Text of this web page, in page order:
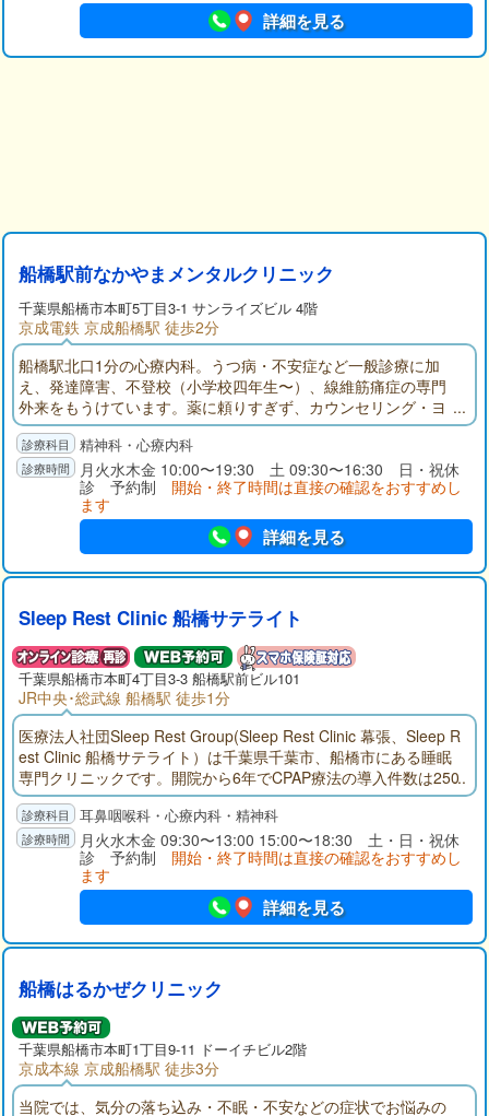
詳細を見る
船橋駅前なかやまメンタルクリニック
千葉県船橋市本町5丁目3-1 サンライズビル 4階
京成電鉄 京成船橋駅 徒歩2分
船橋駅北口1分の心療内科。うつ病・不安症など一般診療に加
え、発達障害、不登校（小学校四年生〜）、線維筋痛症の専門
外来をもうけています。薬に頼りすぎず、カウンセリング・ヨ
ガなど非薬物療法も取り入れながら、患者さんと相談して治療
をすすめていきます。
精神科・心療内科
月火水木金 10:00〜19:30 土 09:30〜16:30 日・祝休
診 予約制 開始・終了時間は直接の確認をおすすめし
ます
詳細を見る
Sleep Rest Clinic 船橋サテライト
千葉県船橋市本町4丁目3-3 船橋駅前ビル101
JR中央･総武線 船橋駅 徒歩1分
医療法人社団Sleep Rest Group(Sleep Rest Clinic 幕張、Sleep R
est Clinic 船橋サテライト）は千葉県千葉市、船橋市にある睡眠
専門クリニックです。開院から6年でCPAP療法の導入件数は250
0件（令和7年5月現在）を超え、多くの患者様にご利用頂いてお
ります。 耳鼻咽喉科・心療内科・精神科
月火水木金 09:30〜13:00 15:00〜18:30 土・日・祝休
診 予約制 開始・終了時間は直接の確認をおすすめし
ます
詳細を見る
船橋はるかぜクリニック
千葉県船橋市本町1丁目9-11 ドーイチビル2階
京成本線 京成船橋駅 徒歩3分
当院では、気分の落ち込み・不眠・不安などの症状でお悩みの